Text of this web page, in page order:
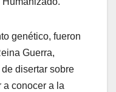
genético, fueron
Guerra,
disertar sobre
a conocer a la